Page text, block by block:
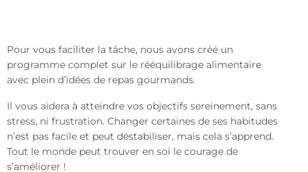
Pour vous faciliter la tâche, nous avons créé un
programme complet sur le rééquilibrage alimentaire
avec plein d’idées de repas gourmands.
Il vous aidera à atteindre vos objectifs sereinement, sans
stress, ni frustration. Changer certaines de ses habitudes
n’est pas facile et peut déstabiliser, mais cela s’apprend.
Tout le monde peut trouver en soi le courage de
s’améliorer !